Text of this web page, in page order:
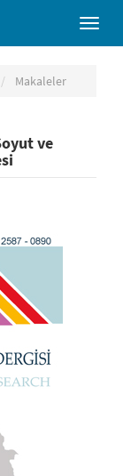
Toggle
Makaleler
ve